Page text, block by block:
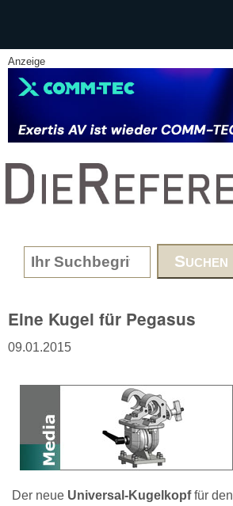
Anzeige
www.DieReferenz.de
Search form
Eine Kugel für Pegasus
09.01.2015
Der neue Universal-Kugelkopffür den